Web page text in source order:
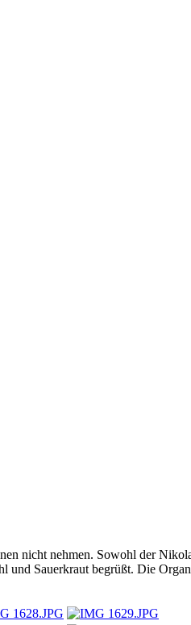
nicht nehmen. Sowohl der
und Sauerkraut begrüßt. Die